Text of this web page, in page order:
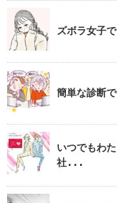
ズボラ女子
簡単な診断
いつでもわ
社...